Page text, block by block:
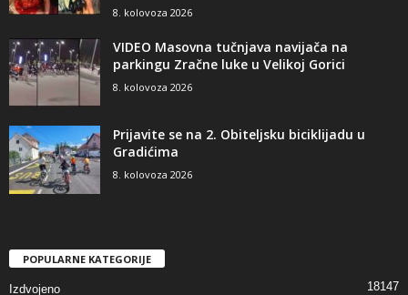
8. kolovoza 2026
VIDEO Masovna tučnjava navijača na
parkingu Zračne luke u Velikoj Gorici
8. kolovoza 2026
Prijavite se na 2. Obiteljsku biciklijadu u
Gradićima
8. kolovoza 2026
POPULARNE KATEGORIJE
Izdvojeno 18147